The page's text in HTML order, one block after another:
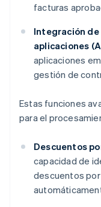
facturas
Integración
aplicaciones
aplicaciones
gestión de
Estas funciones
para el
Descuentos
capacidad de
descuentos